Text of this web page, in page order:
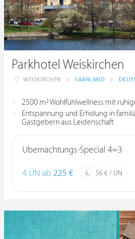
Parkhotel Weiskirchen
WEISKIRCHEN > SAARLAND >
2500 m² Wohlfühlwellness mit
Entspannung und Erholung in
Gastgebern aus Leidenschaft
Übernachtungs-Special 4=3
4 ÜN ab 225 € 56 € / ÜN